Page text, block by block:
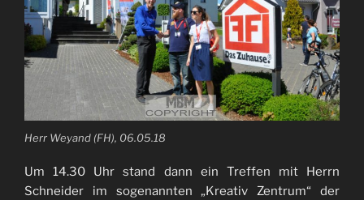
Herr Weyand (FH), 06.05.18
Um 14.30 Uhr stand dann ein Treffen mit Herrn
Schneider im sogenannten „Kreativ Zentrum“ der